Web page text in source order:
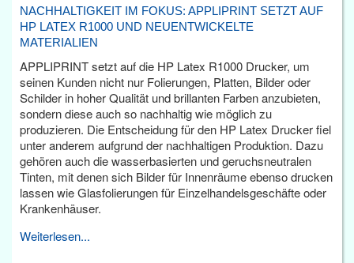
NACHHALTIGKEIT IM FOKUS: APPLIPRINT SETZT AUF
HP LATEX R1000 UND NEUENTWICKELTE
MATERIALIEN
APPLIPRINT setzt auf die HP Latex R1000 Drucker, um
seinen Kunden nicht nur Folierungen, Platten, Bilder oder
Schilder in hoher Qualität und brillanten Farben anzubieten,
sondern diese auch so nachhaltig wie möglich zu
produzieren. Die Entscheidung für den HP Latex Drucker fiel
unter anderem aufgrund der nachhaltigen Produktion. Dazu
gehören auch die wasserbasierten und geruchsneutralen
Tinten, mit denen sich Bilder für Innenräume ebenso drucken
lassen wie Glasfolierungen für Einzelhandelsgeschäfte oder
Krankenhäuser.
Weiterlesen...